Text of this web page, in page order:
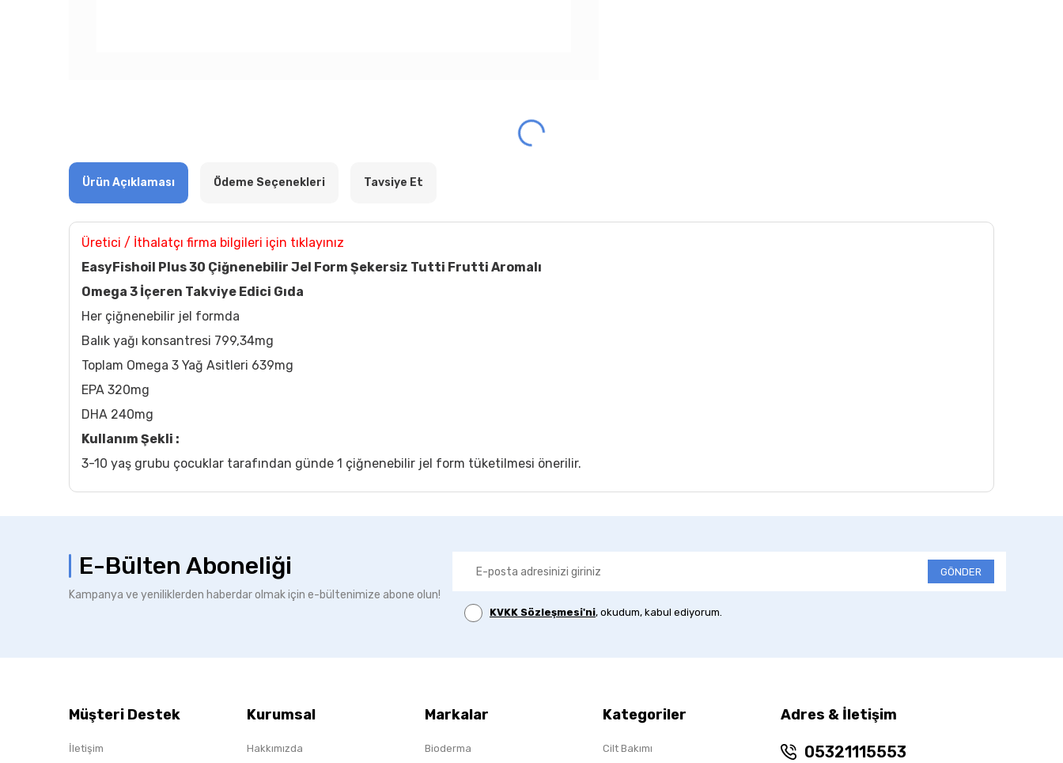
Ürün Açıklaması Ödeme Seçenekleri Tavsiye Et
Üretici / İthalatçı firma bilgileri için tıklayınız
EasyFishoil Plus 30 Çiğnenebilir Jel Form Şekersiz Tutti Frutti Aromalı
Omega 3 İçeren Takviye Edici Gıda
Her çiğnenebilir jel formda
Balık yağı konsantresi 799,34mg
Toplam Omega 3 Yağ Asitleri 639mg
EPA 320mg
DHA 240mg
Kullanım Şekli :
3-10 yaş grubu çocuklar tarafından günde 1 çiğnenebilir jel form tüketilmesi önerilir.
E-Bülten Aboneliği
Kampanya ve yeniliklerden haberdar olmak için e-bültenimize abone olun!
GÖNDER
KVKK Sözleşmesi'ni, okudum, kabul ediyorum.
Müşteri Destek
İletişim
Kurumsal
Hakkımızda
Markalar
Bioderma
Kategoriler
Cilt Bakımı
Adres & İletişim
05321115553